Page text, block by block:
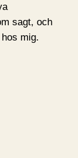
sagt, och
mig.